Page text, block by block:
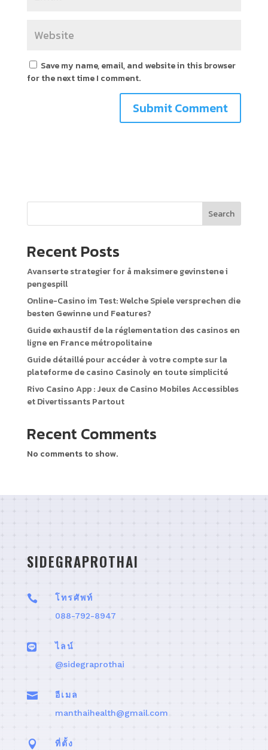
Save my name, email, and website in this browser
for the next time I comment.
Search
Recent Posts
Avanserte strategier for å maksimere gevinstene i
pengespill
Online-Casino im Test: Welche Spiele versprechen die
besten Gewinne und Features?
Guide exhaustif de la réglementation des casinos en
ligne en France métropolitaine
Guide détaillé pour accéder à votre compte sur la
plateforme de casino Casinoly en toute simplicité
Rivo Casino App : Jeux de Casino Mobiles Accessibles
et Divertissants Partout
Recent Comments
No comments to show.
SIDEGRAPROTHAI

โทรศัพท์
088-792-8947

ไลน์
@sidegraprothai

อีเมล
manthaihealth@gmail.com

ที่ตั้ง